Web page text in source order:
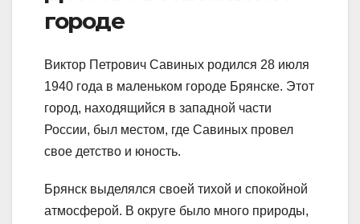
городе
Виктор Петрович Савиных родился 28 июля
1940 года в маленьком городе Брянске. Этот
город, находящийся в западной части
России, был местом, где Савиных провел
свое детство и юность.
Брянск выделялся своей тихой и спокойной
атмосферой. В округе было много природы,